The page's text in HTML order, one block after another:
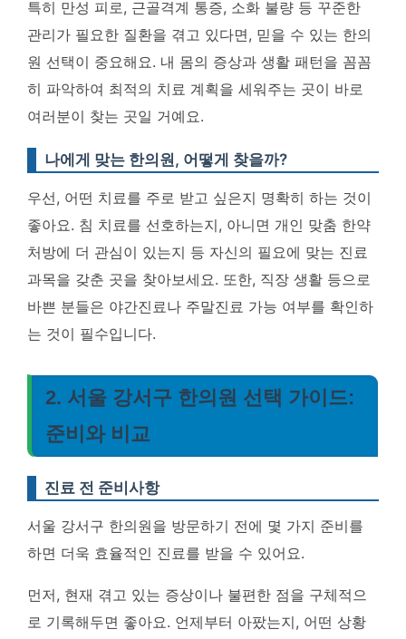
특히 만성 피로, 근골격계 통증, 소화 불량 등 꾸준한
관리가 필요한 질환을 겪고 있다면, 믿을 수 있는 한의
원 선택이 중요해요. 내 몸의 증상과 생활 패턴을 꼼꼼
히 파악하여 최적의 치료 계획을 세워주는 곳이 바로
여러분이 찾는 곳일 거예요.
나에게 맞는 한의원, 어떻게 찾을까?
우선, 어떤 치료를 주로 받고 싶은지 명확히 하는 것이
좋아요. 침 치료를 선호하는지, 아니면 개인 맞춤 한약
처방에 더 관심이 있는지 등 자신의 필요에 맞는 진료
과목을 갖춘 곳을 찾아보세요. 또한, 직장 생활 등으로
바쁜 분들은 야간진료나 주말진료 가능 여부를 확인하
는 것이 필수입니다.
2. 서울 강서구 한의원 선택 가이드:
준비와 비교
진료 전 준비사항
서울 강서구 한의원을 방문하기 전에 몇 가지 준비를
하면 더욱 효율적인 진료를 받을 수 있어요.
먼저, 현재 겪고 있는 증상이나 불편한 점을 구체적으
로 기록해두면 좋아요. 언제부터 아팠는지, 어떤 상황